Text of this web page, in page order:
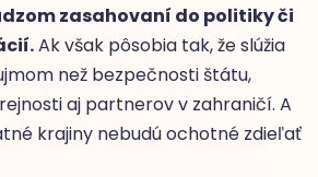
zasahovaní do politiky či
Ak však pôsobia tak, že slúžia
než bezpečnosti štátu,
aj partnerov v zahraničí. A
krajiny nebudú ochotné zdieľať